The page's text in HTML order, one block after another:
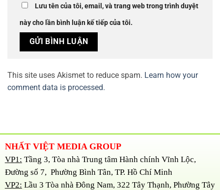
Lưu tên của tôi, email, và trang web trong trình duyệt
này cho lần bình luận kế tiếp của tôi.
This site uses Akismet to reduce spam. Learn how your
comment data is processed.
NHẤT VIỆT MEDIA GROUP
VP1: Tầng 3, Tòa nhà Trung tâm Hành chính Vĩnh Lộc,
Đường số 7, Phường Bình Tân, TP. Hồ Chí Minh
VP2: Lầu 3 Tòa nhà Đông Nam, 322 Tây Thạnh, Phường Tây